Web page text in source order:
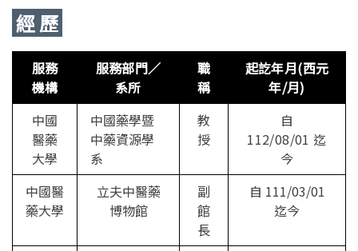
經 歷
服務
機構
服務部門／
系所
職
稱
起訖年月(西元
年/月)
中國
醫藥
大學
中國藥學暨
中藥資源學
系
教
授
自
112/08/01 迄
今
中國醫
藥大學
立夫中醫藥
博物館
副
館
長
自 111/03/01
迄今